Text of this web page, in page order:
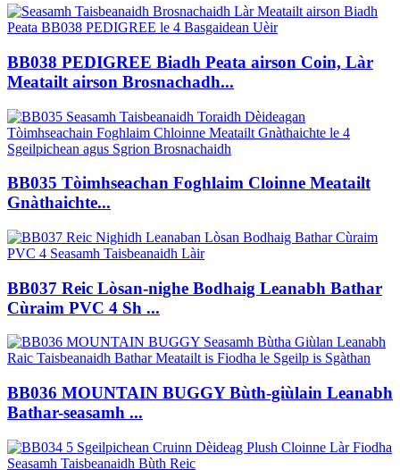
BB038 PEDIGREE Biadh Peata airson Coin, Làr
Meatailt airson Brosnachadh...
BB035 Tòimhseachan Foghlaim Cloinne Meatailt
Gnàthaichte...
BB037 Reic Lòsan-nighe Bodhaig Leanabh Bathar
Cùraim PVC 4 Sh ...
BB036 MOUNTAIN BUGGY Bùth-giùlain Leanabh
Bathar-seasamh ...